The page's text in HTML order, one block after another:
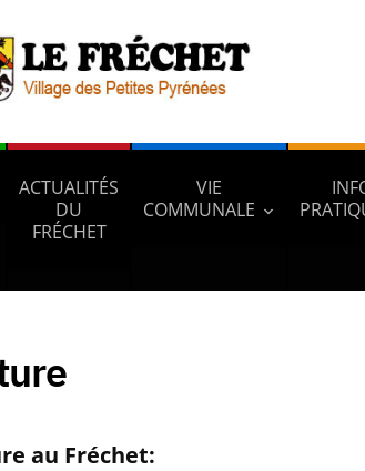
ACTUALITÉS
DU
FRÉCHET
VIE
COMMUNALE
au Fréchet: